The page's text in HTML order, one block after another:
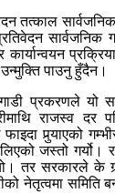
सार्वजनिक
सार्वजनिक
कार्यान्वयन
पाउनु हुँदैन।
प्रकरणले यो
राजस्व दर
फाइदा पुर्‍याएको
लिएको जस्तो
तर सरकारले के
नेतृत्वमा